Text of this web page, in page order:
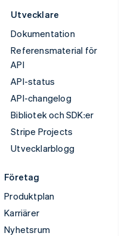
Utvecklare
Dokumentation
Referensmaterial för
API
API-status
API-changelog
Bibliotek och SDK:er
Stripe Projects
Utvecklarblogg
Företag
Produktplan
Karriärer
Nyhetsrum